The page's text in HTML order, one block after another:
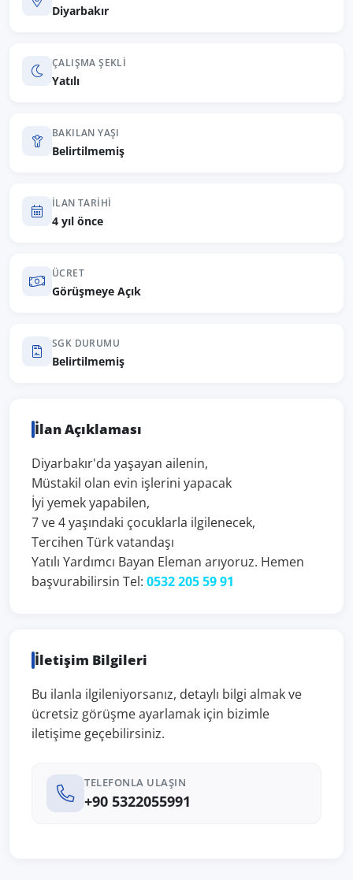
Diyarbakır
ÇALIŞMA ŞEKLI
Yatılı
BAKILAN YAŞI
Belirtilmemiş
İLAN TARIHI
4 yıl önce
ÜCRET
Görüşmeye Açık
SGK DURUMU
Belirtilmemiş
İlan Açıklaması
Diyarbakır'da yaşayan ailenin,
Müstakil olan evin işlerini yapacak
İyi yemek yapabilen,
7 ve 4 yaşındaki çocuklarla ilgilenecek,
Tercihen Türk vatandaşı
Yatılı Yardımcı Bayan Eleman arıyoruz. Hemen
başvurabilirsin Tel: 0532 205 59 91
İletişim Bilgileri
Bu ilanla ilgileniyorsanız, detaylı bilgi almak ve
ücretsiz görüşme ayarlamak için bizimle
iletişime geçebilirsiniz.
TELEFONLA ULAŞIN
+90 5322055991